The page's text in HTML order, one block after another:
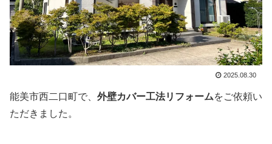
2025.08.30
能美市西二口町で、 外壁カバー工法リフォームをご依頼い
ただきました。